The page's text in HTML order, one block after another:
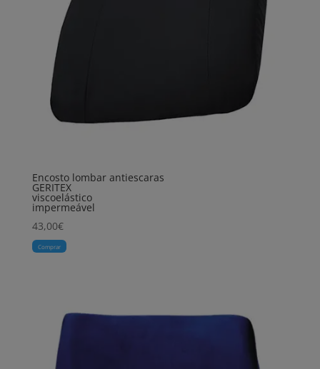
Encosto lombar antiescaras
GERITEX
viscoelástico
impermeável
43,00€
Comprar